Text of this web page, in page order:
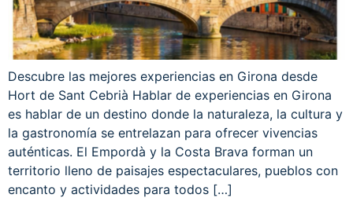
Descubre las mejores experiencias en Girona desde
Hort de Sant Cebrià Hablar de experiencias en Girona
es hablar de un destino donde la naturaleza, la cultura y
la gastronomía se entrelazan para ofrecer vivencias
auténticas. El Empordà y la Costa Brava forman un
territorio lleno de paisajes espectaculares, pueblos con
encanto y actividades para todos […]